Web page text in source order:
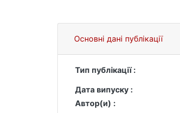
Основні дані публікації
Тип публікації :
Дата випуску :
Автор(и) :